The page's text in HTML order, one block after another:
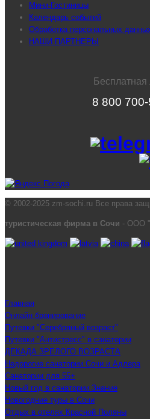
Мини-Гостиницы
Календарь событий
Обработка персональных
НАШИ ПАРТНЕРЫ
Бесплатная
8 800
© 2002-2025 zm-sochi.ru Все права
туристическая фирма в Сочи - ООО
Главная
Онлайн бронирование
Путевки "Серебряный возраст"
Путевки "Антистресс" в санатории
ДЕКАДА ЗРЕЛОГО ВОЗРАСТА
Недорогие санатории Сочи и Адлера
Санатории для 55+
Новый год в санатории Знание
Новогодние туры в Сочи
Отдых в отелях Красной Поляны